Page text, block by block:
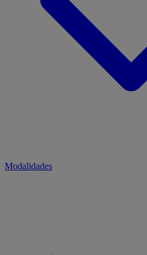
Modalidades